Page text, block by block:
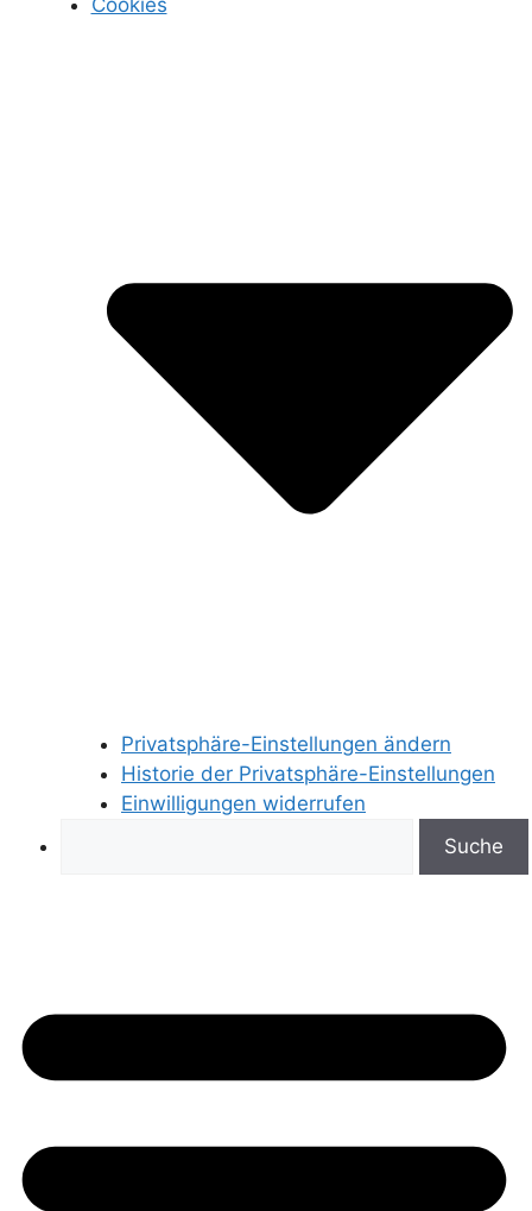
Privatsphäre-Einstellungen ändern
Historie der Privatsphäre-Einstellungen
Einwilligungen widerrufen